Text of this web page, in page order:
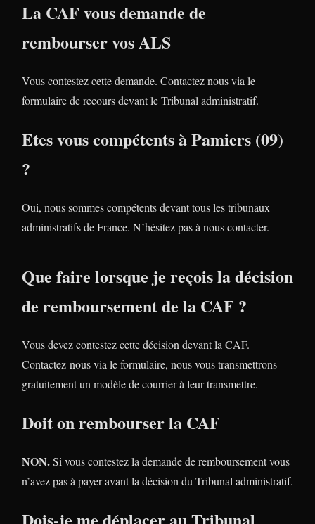
La CAF vous demande de
rembourser vos ALS
Vous contestez cette demande. Contactez nous via le
formulaire de recours devant le Tribunal administratif.
Etes vous compétents à Pamiers (09)
?
Oui, nous sommes compétents devant tous les tribunaux
administratifs de France. N’hésitez pas à nous contacter.
Que faire lorsque je reçois la décision
de remboursement de la CAF ?
Vous devez contestez cette décision devant la CAF.
Contactez-nous via le formulaire, nous vous transmettrons
gratuitement un modèle de courrier à leur transmettre.
Doit on rembourser la CAF
NON.Si vous contestez la demande de remboursement vous
n’avez pas à payer avant la décision du Tribunal administratif.